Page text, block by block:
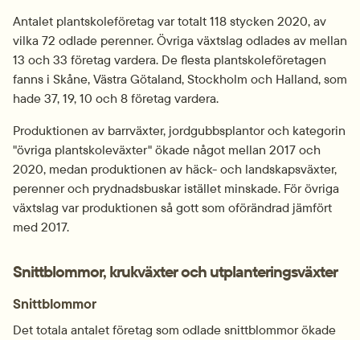
Antalet plantskoleföretag var totalt 118 stycken 2020, av
vilka 72 odlade perenner. Övriga växtslag odlades av mellan
13 och 33 företag vardera. De flesta plantskoleföretagen
fanns i Skåne, Västra Götaland, Stockholm och Halland, som
hade 37, 19, 10 och 8 företag vardera.
Produktionen av barrväxter, jordgubbsplantor och kategorin
"övriga plantskoleväxter" ökade något mellan 2017 och
2020, medan produktionen av häck- och landskapsväxter,
perenner och prydnadsbuskar istället minskade. För övriga
växtslag var produktionen så gott som oförändrad jämfört
med 2017.
Snittblommor, krukväxter och utplanteringsväxter
Snittblommor
Det totala antalet företag som odlade snittblommor ökade